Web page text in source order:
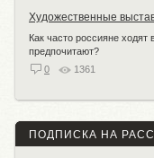
Художественные
Как часто россияне ходят
предпочитают?
0
1361
ПОДПИСКА НА